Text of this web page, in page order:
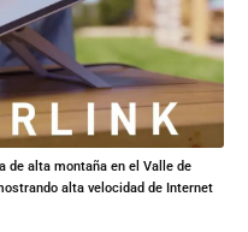
de alta montaña en el Valle de
alta velocidad de Internet